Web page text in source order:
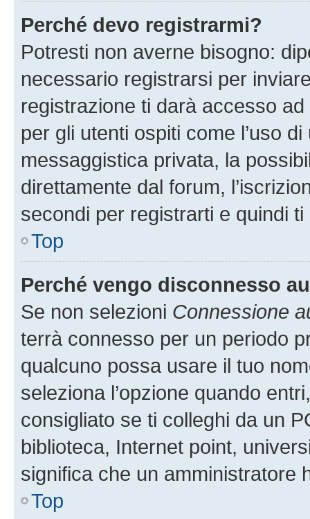
Perché devo registrarmi?
Potresti non averne bisogno:
necessario registrarsi per
registrazione ti darà accesso
per gli utenti ospiti come l’uso
messaggistica privata, la
direttamente dal forum,
secondi per registrarti e quindi
Top
Perché vengo disconnesso
Se non selezioni Connessione
terrà connesso per un periodo
qualcuno possa usare il tuo
seleziona l’opzione quando
consigliato se ti colleghi da un
biblioteca, Internet point,
significa che un amministratore
Top